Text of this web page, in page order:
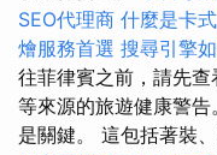
SEO代理商 什麼是卡
燴服務首選 搜尋引擎
往菲律賓之前，請先
等來源的旅遊健康警
是關鍵。 這包括著裝